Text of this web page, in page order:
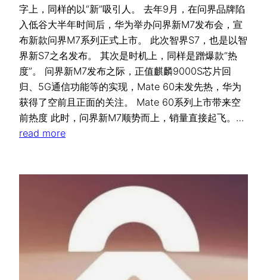
字上，同样的以“新”吸引人。 去年9月，在问界品牌陷
入低谷大半年时间后，华为举办问界新M7发布会，宣
布新款问界M7系列正式上市。 此次智界S7，也是以智
界新S7之名发布。 其次是时机上，同样是蹭爆款“热
度”。 问界新M7发布之际，正值麒麟9000S芯片回
归、5G通信功能等的实现，Mate 60未发先热，华为
获得了空前且正面的关注。 Mate 60系列上市带来空
前热度 此时，问界新M7顺势而上，销量直接起飞。…
read more